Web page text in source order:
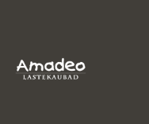
Beebitarbed